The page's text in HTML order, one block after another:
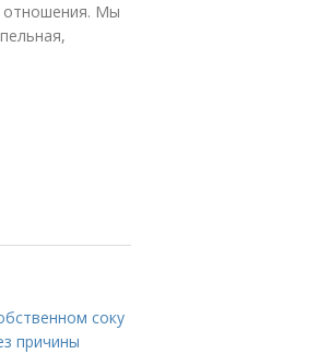
отношения. Мы
соку
причины